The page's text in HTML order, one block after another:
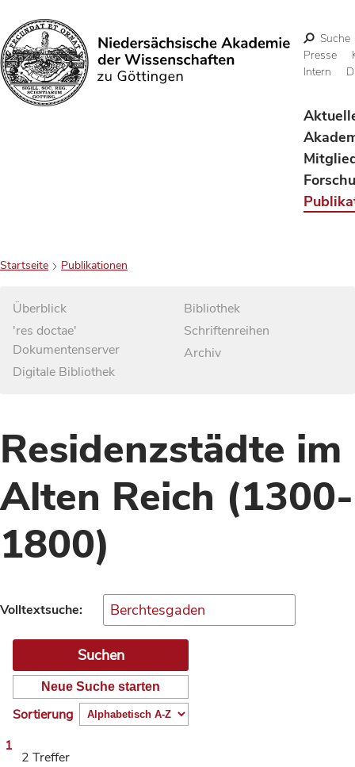
Suchen
Suche
Presse
Intern
Startseite Publikationen
Überblick
'res doctae'
Dokumentenserver
Digitale Bibliothek
Bibliothek
Schriftenreihen
Archiv
Residenzstädte im
Alten Reich (1300-
1800)
Volltextsuche:
Neue Suche starten
Sortierung
1
2 Treffer